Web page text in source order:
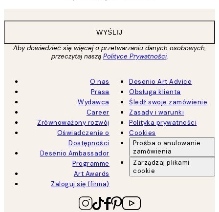
WYŚLIJ
Aby dowiedzieć się więcej o przetwarzaniu danych osobowych,
przeczytaj naszą Polityce Prywatności.
O nas
Prasa
Wydawca
Career
Zrównoważony rozwój
Oświadczenie o
Dostępności
Desenio Ambassador
Programme
Art Awards
Zaloguj się (firma)
Desenio Art Advice
Obsługa klienta
Śledź swoje zamówienie
Zasady i warunki
Polityka prywatności
Cookies
Prośba o anulowanie
zamówienia
Zarządzaj plikami
cookie